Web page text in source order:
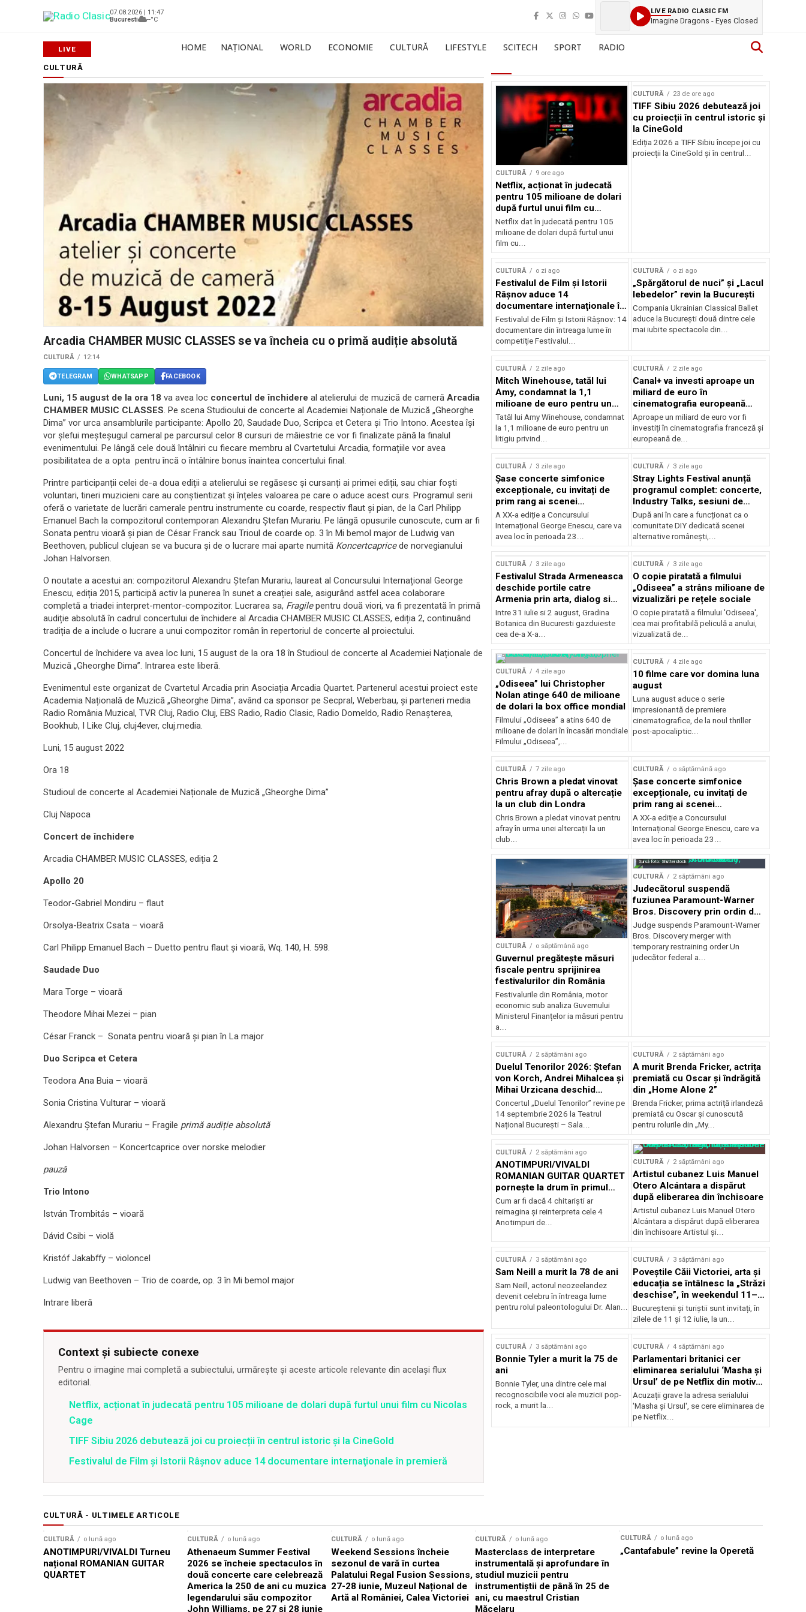
07.08.2026 | 11:47
Bucuresti
--°C
LIVE RADIO CLASIC FM
Imagine Dragons - Eyes Closed
HOME NAȚIONAL WORLD ECONOMIE CULTURĂ LIFESTYLE SCITECH SPORT RADIO
CULTURĂ
Arcadia CHAMBER MUSIC CLASSES se va încheia cu o primă audiție absolută
CULTURĂ 12:14
TELEGRAM WHATSAPP FACEBOOK
Luni, 15 august de la ora 18 va avea loc concertul de închidere al atelierului de muzică de cameră Arcadia
CHAMBER MUSIC CLASSES. Pe scena Studioului de concerte al Academiei Naționale de Muzică „Gheorghe
Dima” vor urca ansamblurile participante: Apollo 20, Saudade Duo, Scripca et Cetera și Trio Intono. Acestea își
vor șlefui meșteșugul cameral pe parcursul celor 8 cursuri de măiestrie ce vor fi finalizate până la finalul
evenimentului. Pe lângă cele două întâlniri cu fiecare membru al Cvartetului Arcadia, formațiile vor avea
posibilitatea de a opta pentru încă o întâlnire bonus înaintea concertului final.
Printre participanții celei de-a doua ediții a atelierului se regăsesc și cursanți ai primei ediții, sau chiar foști
voluntari, tineri muzicieni care au conștientizat și înțeles valoarea pe care o aduce acest curs. Programul serii
oferă o varietate de lucrări camerale pentru instrumente cu coarde, respectiv flaut și pian, de la Carl Philipp
Emanuel Bach la compozitorul contemporan Alexandru Ștefan Murariu. Pe lângă opusurile cunoscute, cum ar fi
Sonata pentru vioară și pian de César Franck sau Trioul de coarde op. 3 în Mi bemol major de Ludwig van
Beethoven, publicul clujean se va bucura și de o lucrare mai aparte numită Koncertcapricede norvegianului
Johan Halvorsen.
O noutate a acestui an: compozitorul Alexandru Ștefan Murariu, laureat al Concursului Internațional George
Enescu, ediția 2015, participă activ la punerea în sunet a creației sale, asigurând astfel acea colaborare
completă a triadei interpret-mentor-compozitor. Lucrarea sa, Fragilepentru două viori, va fi prezentată în primă
audiție absolută în cadrul concertului de închidere al Arcadia CHAMBER MUSIC CLASSES, ediția 2, continuând
tradiția de a include o lucrare a unui compozitor român în repertoriul de concerte al proiectului.
Concertul de închidere va avea loc luni, 15 august de la ora 18 în Studioul de concerte al Academiei Naționale de
Muzică „Gheorghe Dima”. Intrarea este liberă.
Evenimentul este organizat de Cvartetul Arcadia prin Asociația Arcadia Quartet. Partenerul acestui proiect este
Academia Națională de Muzică „Gheorghe Dima”, având ca sponsor pe Secpral, Weberbau, și parteneri media
Radio România Muzical, TVR Cluj, Radio Cluj, EBS Radio, Radio Clasic, Radio Domeldo, Radio Renașterea,
Bookhub, I Like Cluj, cluj4ever, cluj.media.
Luni, 15 august 2022
Ora 18
Studioul de concerte al Academiei Naționale de Muzică „Gheorghe Dima”
Cluj Napoca
Concert de închidere
Arcadia CHAMBER MUSIC CLASSES, ediția 2
Apollo 20
Teodor-Gabriel Mondiru – flaut
Orsolya-Beatrix Csata – vioară
Carl Philipp Emanuel Bach – Duetto pentru flaut și vioară, Wq. 140, H. 598.
Saudade Duo
Mara Torge – vioară
Theodore Mihai Mezei – pian
César Franck – Sonata pentru vioară și pian în La major
Duo Scripca et Cetera
Teodora Ana Buia – vioară
Sonia Cristina Vulturar – vioară
Alexandru Ștefan Murariu – Fragile primă audiție absolută
Johan Halvorsen – Koncertcaprice over norske melodier
pauză
Trio Intono
István Trombitás – vioară
Dávid Csibi – violă
Kristóf Jakabffy – violoncel
Ludwig van Beethoven – Trio de coarde, op. 3 în Mi bemol major
Intrare liberă
Context și subiecte conexe
Pentru o imagine mai completă a subiectului, urmărește și aceste articole relevante din același flux
editorial.
Netflix, acționat în judecată pentru 105 milioane de dolari după furtul unui film cu Nicolas
Cage
TIFF Sibiu 2026 debutează joi cu proiecții în centrul istoric și la CineGold
Festivalul de Film şi Istorii Râşnov aduce 14 documentare internaţionale în premieră
CULTURĂ 9 ore ago
Netflix, acționat în judecată
pentru 105 milioane de dolari
după furtul unui film cu
Nicolas Cage
Netflix dat în judecată pentru 105
milioane de dolari după furtul unui
film cu...
CULTURĂ 23 de ore ago
TIFF Sibiu 2026 debutează joi
cu proiecții în centrul istoric și
la CineGold
Ediția 2026 a TIFF Sibiu începe joi cu
proiecții la CineGold și în centrul...
CULTURĂ o zi ago
Festivalul de Film şi Istorii
Râşnov aduce 14
documentare internaţionale în
premieră
Festivalul de Film şi Istorii Râşnov: 14
documentare din întreaga lume în
competiţie Festivalul...
CULTURĂ o zi ago
„Spărgătorul de nuci” și „Lacul
lebedelor” revin la București
Compania Ukrainian Classical Ballet
aduce la București două dintre cele
mai iubite spectacole din...
CULTURĂ 2 zile ago
Mitch Winehouse, tatăl lui
Amy, condamnat la 1,1
milioane de euro pentru un
litigiu pierdut
Tatăl lui Amy Winehouse, condamnat
la 1,1 milioane de euro pentru un
litigiu privind...
CULTURĂ 2 zile ago
Canal+ va investi aproape un
miliard de euro în
cinematografia europeană
până în 2032
Aproape un miliard de euro vor fi
investiți în cinematografia franceză și
europeană de...
CULTURĂ 3 zile ago
Șase concerte simfonice
excepționale, cu invitați de
prim rang ai scenei
internaționale și ansambluri
orchestrale românești de
prestigiu, în programul
Concursului Enescu 2026
A XX-a ediție a Concursului
Internațional George Enescu, care va
avea loc în perioada 23...
CULTURĂ 3 zile ago
Stray Lights Festival anunță
programul complet: concerte,
Industry Talks, sesiuni de
audiție și noi opțiuni de
participare pentru public
După ani în care a funcționat ca o
comunitate DIY dedicată scenei
alternative românești,...
CULTURĂ 3 zile ago
Festivalul Strada Armeneasca
deschide portile catre
Armenia prin arta, dialog si
patrimoniu, intre 31 iulie si 2
august, la Gradina Botanica din
Bucuresti
Intre 31 iulie si 2 august, Gradina
Botanica din Bucuresti gazduieste
cea de-a X-a...
CULTURĂ 3 zile ago
O copie piratată a filmului
„Odiseea” a strâns milioane de
vizualizări pe rețele sociale
O copie piratată a filmului 'Odiseea',
cea mai profitabilă peliculă a anului,
vizualizată de...
CULTURĂ 4 zile ago
„Odiseea” lui Christopher
Nolan atinge 640 de milioane
de dolari la box office mondial
Filmului „Odiseea” a atins 640 de
milioane de dolari în încasări mondiale
Filmului „Odiseea”,...
CULTURĂ 4 zile ago
10 filme care vor domina luna
august
Luna august aduce o serie
impresionantă de premiere
cinematografice, de la noul thriller
post-apocaliptic...
CULTURĂ 7 zile ago
Chris Brown a pledat vinovat
pentru afray după o altercație
la un club din Londra
Chris Brown a pledat vinovat pentru
afray în urma unei altercații la un
club...
CULTURĂ o săptămână ago
Șase concerte simfonice
excepționale, cu invitați de
prim rang ai scenei
internaționale și ansambluri
orchestrale românești de
prestigiu, în programul
Concursului Enescu 2026
A XX-a ediție a Concursului
Internațional George Enescu, care va
avea loc în perioada 23...
CULTURĂ o săptămână ago
Guvernul pregătește măsuri
fiscale pentru sprijinirea
festivalurilor din România
Festivalurile din România, motor
economic sub analiza Guvernului
Ministerul Finanțelor ia măsuri pentru
a...
Sursă foto: Shutterstock
CULTURĂ 2 săptămâni ago
Judecătorul suspendă
fuziunea Paramount-Warner
Bros. Discovery prin ordin de
restricție temporară
Judge suspends Paramount-Warner
Bros. Discovery merger with
temporary restraining order Un
judecător federal a...
CULTURĂ 2 săptămâni ago
Duelul Tenorilor 2026: Ștefan
von Korch, Andrei Mihalcea și
Mihai Urzicana deschid
stagiunea Musical
Extravaganza la TNB
Concertul „Duelul Tenorilor” revine pe
14 septembrie 2026 la Teatrul
Național București – Sala...
CULTURĂ 2 săptămâni ago
A murit Brenda Fricker, actrița
premiată cu Oscar și îndrăgită
din „Home Alone 2”
Brenda Fricker, prima actriță irlandeză
premiată cu Oscar și cunoscută
pentru rolurile din „My...
CULTURĂ 2 săptămâni ago
ANOTIMPURI/VIVALDI
ROMANIAN GUITAR QUARTET
pornește la drum în primul
turneu național
Cum ar fi dacă 4 chitarişti ar
reimagina şi reinterpreta cele 4
Anotimpuri de...
CULTURĂ 2 săptămâni ago
Artistul cubanez Luis Manuel
Otero Alcántara a dispărut
după eliberarea din închisoare
Artistul cubanez Luis Manuel Otero
Alcántara a dispărut după eliberarea
din închisoare Artistul și...
CULTURĂ 3 săptămâni ago
Sam Neill a murit la 78 de ani
Sam Neill, actorul neozeelandez
devenit celebru în întreaga lume
pentru rolul paleontologului Dr. Alan...
CULTURĂ 3 săptămâni ago
Poveștile Căii Victoriei, arta și
educația se întâlnesc la „Străzi
deschise”, în weekendul 11–
12 iulie
Bucureștenii și turiștii sunt invitați, în
zilele de 11 și 12 iulie, la un...
CULTURĂ 3 săptămâni ago
Bonnie Tyler a murit la 75 de
ani
Bonnie Tyler, una dintre cele mai
recognoscibile voci ale muzicii pop-
rock, a murit la...
CULTURĂ 4 săptămâni ago
Parlamentari britanici cer
eliminarea serialului ‘Masha și
Ursul’ de pe Netflix din motive
de propagandă
Acuzații grave la adresa serialului
'Masha și Ursul', se cere eliminarea de
pe Netflix...
CULTURĂ - ULTIMELE ARTICOLE
CULTURĂ o lună ago
ANOTIMPURI/VIVALDI Turneu
național ROMANIAN GUITAR
QUARTET
CULTURĂ o lună ago
Athenaeum Summer Festival
2026 se încheie spectaculos în
două concerte care celebrează
America la 250 de ani cu muzica
legendarului său compozitor
John Williams, pe 27 și 28 iunie
CULTURĂ o lună ago
Weekend Sessions încheie
sezonul de vară în curtea
Palatului Regal Fusion Sessions,
27-28 iunie, Muzeul Național de
Artă al României, Calea Victoriei
CULTURĂ o lună ago
Masterclass de interpretare
instrumentală și aprofundare în
studiul muzicii pentru
instrumentiștii de până în 25 de
ani, cu maestrul Cristian
Măcelaru
CULTURĂ o lună ago
„Cantafabule” revine la Operetă